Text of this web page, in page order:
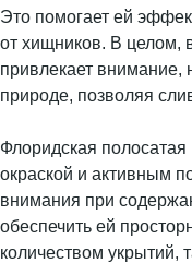
Это помогает ей
от хищников. В целом,
привлекает внимание,
природе, позволяя
Флоридская
окраской и активным
внимания при
обеспечить ей
количеством укрытий,